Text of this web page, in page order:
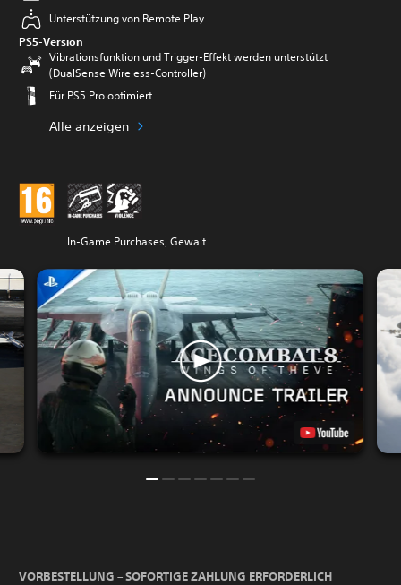
Unterstützung von Remote Play
PS5-Version
Vibrationsfunktion und Trigger-Effekt werden unterstützt
(DualSense Wireless-Controller)
Für PS5 Pro optimiert
Alle anzeigen
In-Game Purchases, Gewalt
VORBESTELLUNG – SOFORTIGE ZAHLUNG ERFORDERLICH